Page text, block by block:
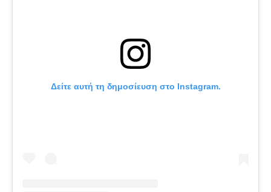
Δείτε αυτή τη δημοσίευση στο Instagram.